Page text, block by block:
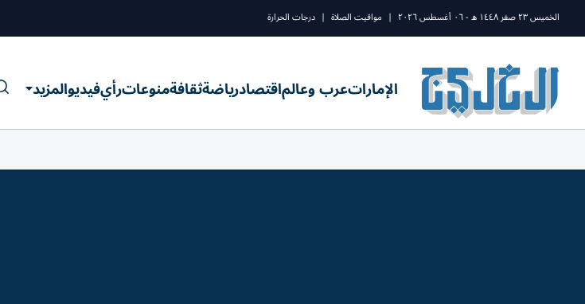
الخميس ٢٣ صفر ١٤٤٨ ه - ٠٦ أغسطس ٢٠٢٦ | مواقيت الصلاة | درجات الحرارة
الإماراتعرب وعالماقتصادرياضةثقافةمنوعاترأيفيديوالمزيد